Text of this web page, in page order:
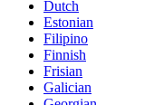
Dutch
Estonian
Filipino
Finnish
Frisian
Galician